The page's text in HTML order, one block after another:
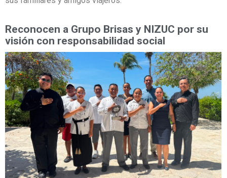
Reconocen a Grupo Brisas y NIZUC por su
visión con responsabilidad social